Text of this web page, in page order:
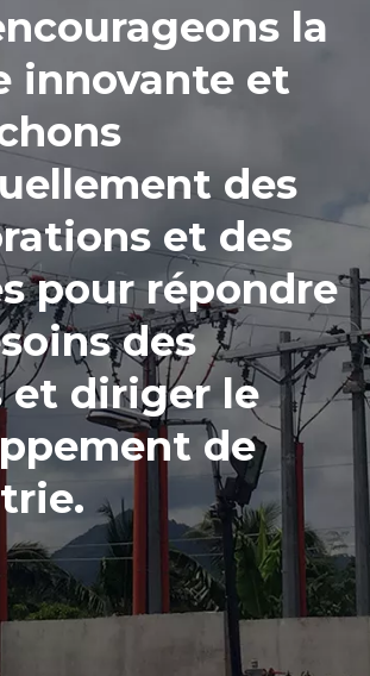
la
innovante et
des
et des
pour répondre
des
et diriger le
de